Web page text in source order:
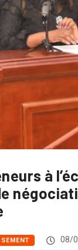
à
08/